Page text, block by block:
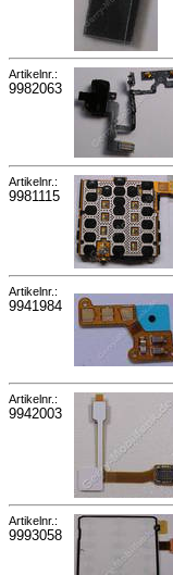
Artikelnr.:
9982063
Artikelnr.:
9981115
Artikelnr.:
9941984
Artikelnr.:
9942003
Artikelnr.:
9993058